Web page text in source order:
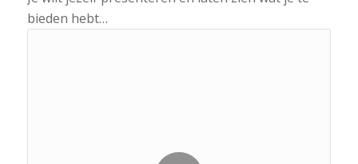
bieden hebt…